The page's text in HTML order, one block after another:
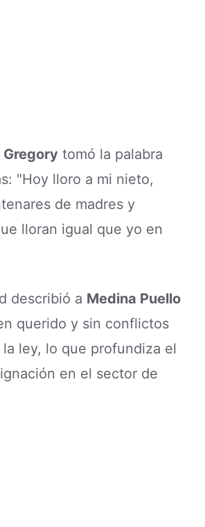
Gregory tomó la palabra
"Hoy lloro a mi nieto,
de madres y
lloran igual que yo en
describió a Medina Puello
querido y sin conflictos
ley, lo que profundiza el
en el sector de